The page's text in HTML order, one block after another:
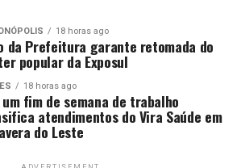
18 horas ago
da Prefeitura garante retomada do
popular da Exposul
18 horas ago
fim de semana de trabalho
atendimentos do Vira Saúde em
do Leste